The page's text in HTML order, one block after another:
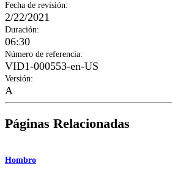
Fecha de revisión:
2/22/2021
Duración:
06:30
Número de referencia:
VID1-000553-en-US
Versión:
A
Páginas Relacionadas
Hombro